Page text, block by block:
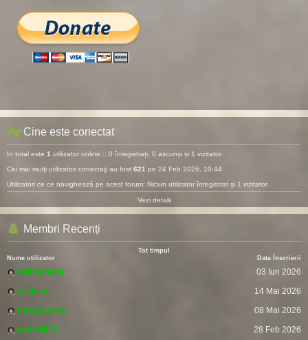
Cine este conectat
In total este 1 utilizator online :: 0 înregistrați, 0 ascunși și 1 vizitator
Cei mai mulţi utilizatori conectaţi au fost 621 pe 24 Feb 2026, 10:44
Utilizatori ce ce navighează pe acest forum: Niciun utilizator înregistrat și 1 vizitator
Vezi detalii
Membri Recenți
Tot timpul
Nume utilizator
Data Înscrierii
fatimathahir
03 Iun 2026
vladcvm
14 Mai 2026
fresh215250
08 Mai 2026
pomitil436
28 Feb 2026